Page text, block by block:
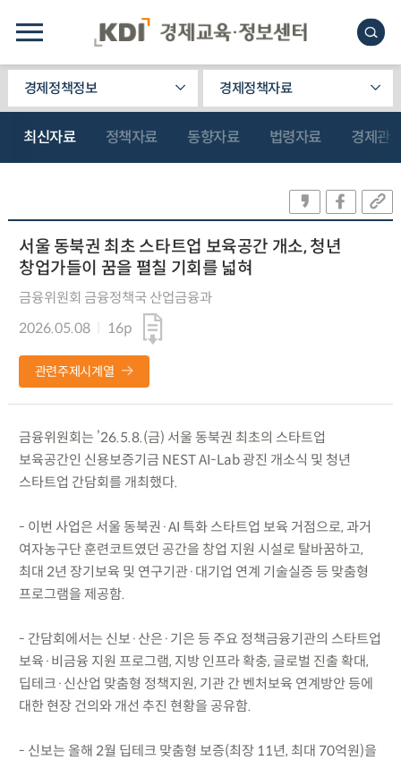
경제정책정보 경제정책자료
최신자료 정책자료 동향자료 법령자료 경제관
서울 동북권 최초 스타트업 보육공간 개소, 청년
창업가들이 꿈을 펼칠 기회를 넓혀
금융위원회 금융정책국 산업금융과
2026.05.08
16p
관련주제시계열
금융위원회는 ’26.5.8.(금) 서울 동북권 최초의 스타트업
보육공간인 신용보증기금 NEST AI-Lab 광진 개소식 및 청년
스타트업 간담회를 개최했다.
- 이번 사업은 서울 동북권·AI 특화 스타트업 보육 거점으로, 과거
여자농구단 훈련코트였던 공간을 창업 지원 시설로 탈바꿈하고,
최대 2년 장기보육 및 연구기관·대기업 연계 기술실증 등 맞춤형
프로그램을 제공함.
- 간담회에서는 신보·산은·기은 등 주요 정책금융기관의 스타트업
보육·비금융 지원 프로그램, 지방 인프라 확충, 글로벌 진출 확대,
딥테크·신산업 맞춤형 정책지원, 기관 간 벤처보육 연계방안 등에
대한 현장 건의와 개선 추진 현황을 공유함.
- 신보는 올해 2월 딥테크 맞춤형 보증(최장 11년, 최대 70억원)을